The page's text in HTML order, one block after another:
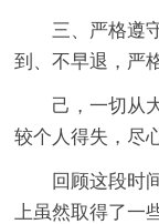
三、严格遵
到、不早退，严
己，一切从
较个人得失，尽
回顾这段时
上虽然取得了一